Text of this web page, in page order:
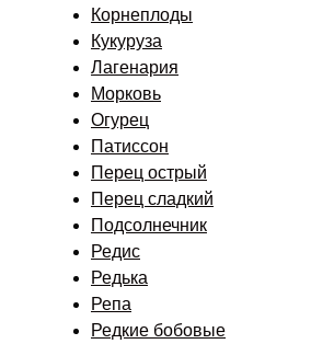
Корнеплоды
Кукуруза
Лагенария
Морковь
Огурец
Патиссон
Перец острый
Перец сладкий
Подсолнечник
Редис
Редька
Репа
Редкие бобовые